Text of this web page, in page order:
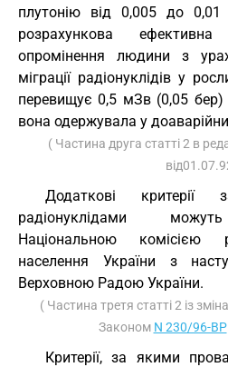
плутонію від 0,005 до
розрахункова
опромінення людини з
міграції радіонуклідів у
перевищує 0,5 мЗв (0,05 бер)
вона одержувала у
( Частина друга статті 2 в
Додаткові критерії
радіонуклідами
Національною комісією
населення України з
Верховною Радою України.
( Частина третя статті 2 із
Законом N 230/96-ВР
Критерії, за якими